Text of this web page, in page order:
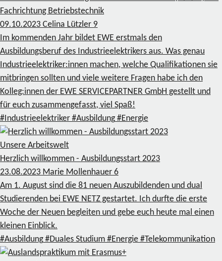
Fachrichtung Betriebstechnik
09.10.2023 Celina Lützler 9
Im kommenden Jahr bildet EWE erstmals den
Ausbildungsberuf des Industrieelektrikers aus. Was genau
Industrieelektriker:innen machen, welche Qualifikationen sie
mitbringen sollten und viele weitere Fragen habe ich den
Kolleg:innen der EWE SERVICEPARTNER GmbH gestellt und
für euch zusammengefasst, viel Spaß!
#Industrieelektriker #Ausbildung #Energie
Unsere Arbeitswelt
Herzlich willkommen - Ausbildungsstart 2023
23.08.2023 Marie Mollenhauer 6
Am 1. August sind die 81 neuen Auszubildenden und dual
Studierenden bei EWE NETZ gestartet. Ich durfte die erste
Woche der Neuen begleiten und gebe euch heute mal einen
kleinen Einblick.
#Ausbildung #Duales Studium #Energie #Telekommunikation